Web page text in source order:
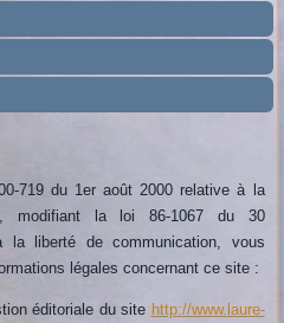
719 du 1er août 2000 relative à la
modifiant la loi 86-1067 du 30
la liberté de communication, vous
légales concernant ce site :
éditoriale du site http://www.laure-